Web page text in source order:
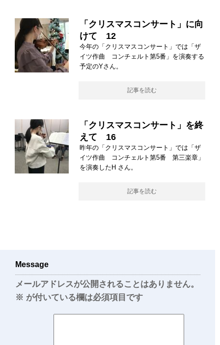
「クリスマスコンサート」に向
けて 12
今年の「クリスマスコンサート」では「ザ
イツ作曲 コンチェルト第5番」を演奏する
予定のYさん。
記事を読む
「クリスマスコンサート」を終
えて 16
昨年の「クリスマスコンサート」では「ザ
イツ作曲 コンチェルト第5番 第三楽章」
を演奏したH さん。
記事を読む
Message
メールアドレスが公開されることはありません。
※ が付いている欄は必須項目です